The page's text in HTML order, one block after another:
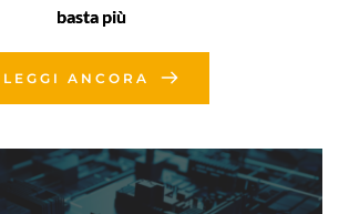
basta più
LEGGI ANCORA